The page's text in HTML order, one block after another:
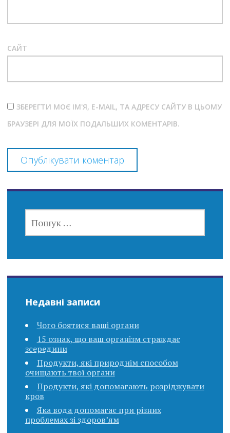
САЙТ
ЗБЕРЕГТИ МОЄ ІМ'Я, E-MAIL, ТА АДРЕСУ САЙТУ В ЦЬОМУ
БРАУЗЕРІ ДЛЯ МОЇХ ПОДАЛЬШИХ КОМЕНТАРІВ.
Недавні записи
Чого боятися ваші органи
15 ознак, що ваш організм страждає
зсередини
Продукти, які природнім способом
очищають твої органи
Продукти, які допомагають розріджувати
кров
Яка вода допомагає при різних
проблемах зі здоров’ям